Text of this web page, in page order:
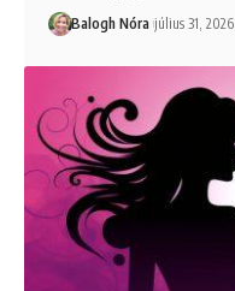
Balogh Nóra július 31, 2026